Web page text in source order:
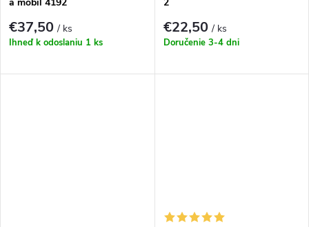
€37,50/ ks
Ihneď k odoslaniu 1 ks
€22,50/ ks
Doručenie 3-4 dni